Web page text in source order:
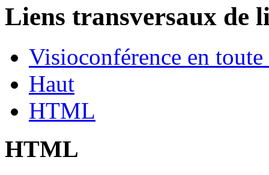
Liens transversaux de
Visioconférence en
Haut
HTML
HTML